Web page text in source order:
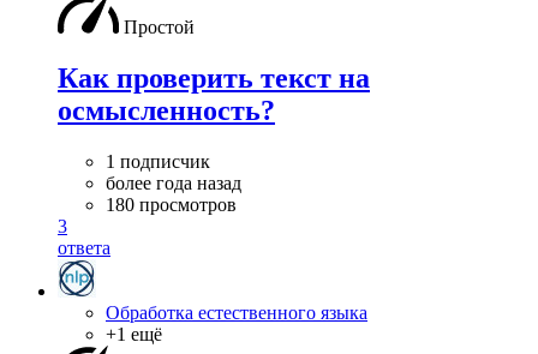
Простой
Как проверить текст на
осмысленность?
1 подписчик
более года назад
180 просмотров
3
ответа
Обработка естественного языка
+1 ещё